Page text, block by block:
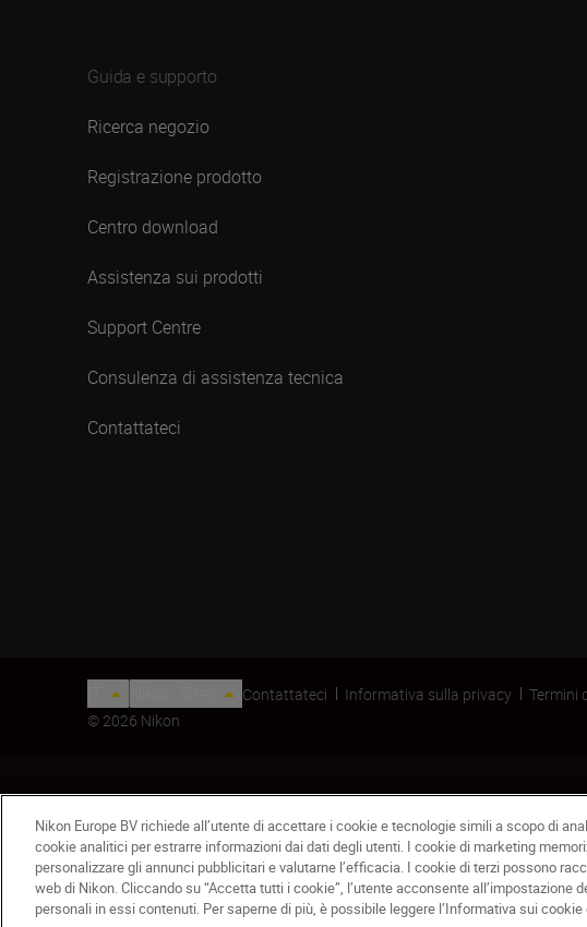
Tappo obiettivo per ACTION da 42 mm
Guida e supporto
Ricerca negozio
Registrazione prodotto
Centro download
Assistenza sui prodotti
Support Centre
Consulenza di assistenza tecnica
Contattateci
Contattateci Informativa sulla privacy Termini
© 2026 Nikon
Nikon Europe BV richiede all’utente di accettare i cookie e tecnologie simili a scopo di
cookie analitici per estrarre informazioni dai dati degli utenti. I cookie di marketing
personalizzare gli annunci pubblicitari e valutarne l’efficacia. I cookie di terzi possono
web di Nikon. Cliccando su “Accetta tutti i cookie”, l’utente acconsente all’impostazione
personali in essi contenuti. Per saperne di più, è possibile leggere l’Informativa sui cookie